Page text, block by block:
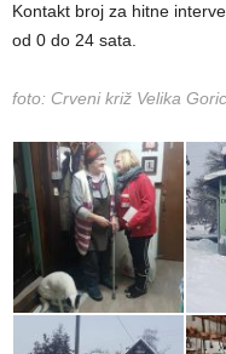
Kontakt broj za hitne
od 0 do 24 sata.
foto: Crveni križ Velika